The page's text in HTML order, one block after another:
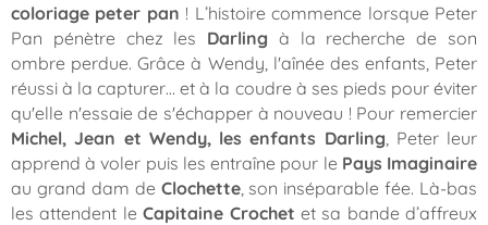
coloriage peter pan ! L’histoire commence lorsque Peter
Pan pénètre chez les Darling à la recherche de son
ombre perdue. Grâce à Wendy, l'aînée des enfants, Peter
réussi à la capturer… et à la coudre à ses pieds pour éviter
qu'elle n'essaie de s'échapper à nouveau ! Pour remercier
Michel, Jean et Wendy, les enfants Darling , Peter leur
apprend à voler puis les entraîne pour le Pays Imaginaire
au grand dam de Clochette, son inséparable fée. Là-bas
les attendent leCapitaine Crochet et sa bande d’affreux